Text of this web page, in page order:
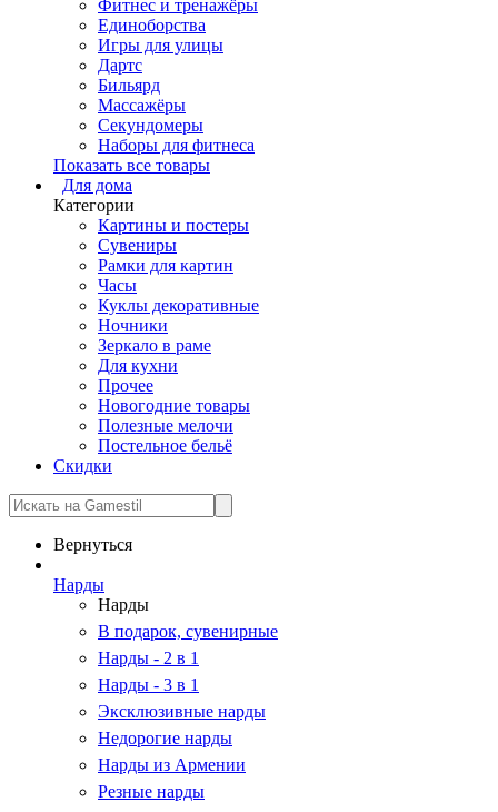
Фитнес и тренажёры
Единоборства
Игры для улицы
Дартс
Бильярд
Массажёры
Секундомеры
Наборы для фитнеса
Показать все товары
Для дома
Категории
Картины и постеры
Сувениры
Рамки для картин
Часы
Куклы декоративные
Ночники
Зеркало в раме
Для кухни
Прочее
Новогодние товары
Полезные мелочи
Постельное бельё
Скидки
Вернуться
Нарды
Нарды
В подарок, сувенирные
Нарды - 2 в 1
Нарды - 3 в 1
Эксклюзивные нарды
Недорогие нарды
Нарды из Армении
Резные нарды